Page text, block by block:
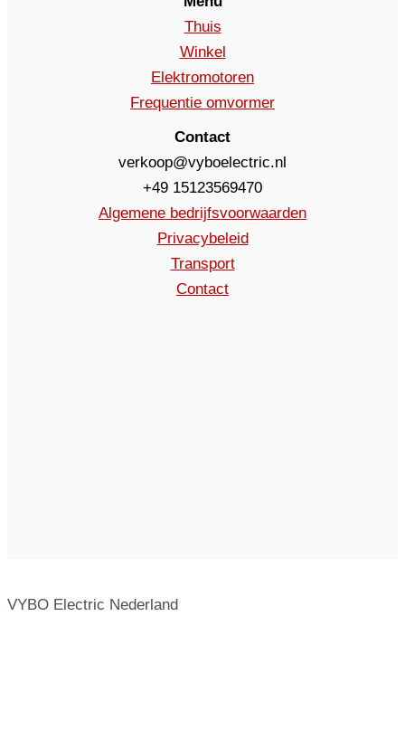
Thuis
Winkel
Elektromotoren
Frequentie omvormer
Contact
verkoop@vyboelectric.nl
+49 15123569470
Algemene bedrijfsvoorwaarden
Privacybeleid
Transport
Contact
VYBO Electric Nederland